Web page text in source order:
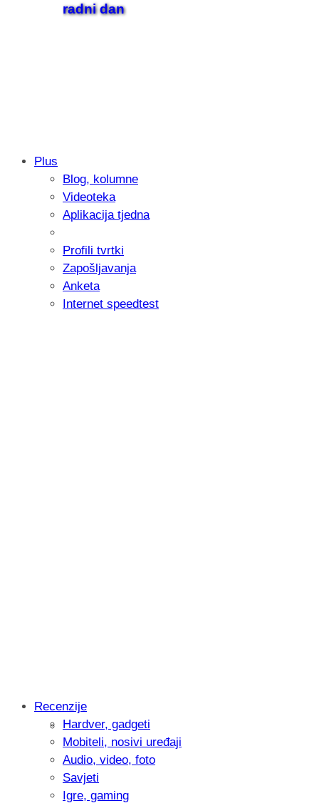
radni dan
Samsung otkrio kako je nastajala
donijelo tanje i izdržljivije preklopne
Plus
Blog, kolumne
Videoteka
Aplikacija tjedna
Profili tvrtki
Zapošljavanja
Anketa
Internet speedtest
Intervju: Goran Jović, fotograf -
Recenzije
Hardver, gadgeti
Mobiteli, nosivi uređaji
Audio, video, foto
Savjeti
Igre, gaming